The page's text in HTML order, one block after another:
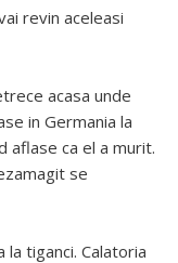
revin aceleasi
acasa unde
in Germania la
aflase ca el a murit.
se
tiganci. Calatoria